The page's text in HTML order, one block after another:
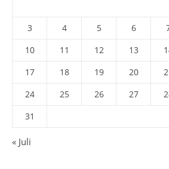
3
4 5 6
10
11 12 13
17
18 19 20
24
25 26 27
31
« Juli